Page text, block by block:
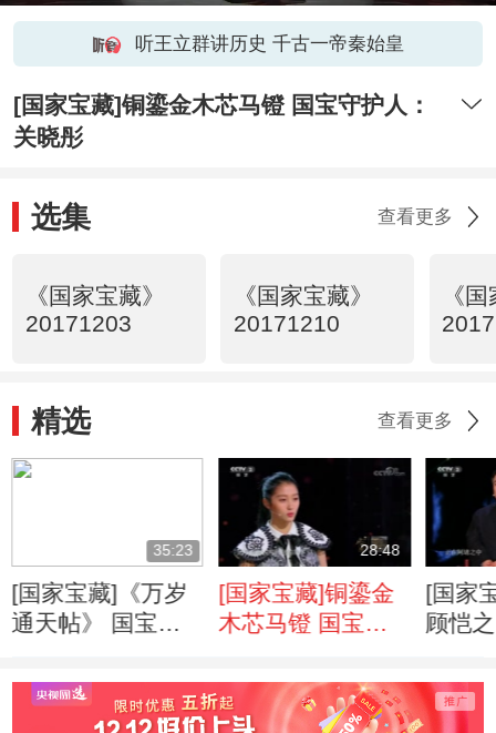
听王立群讲历史 千古一帝秦始皇
[国家宝藏]铜鎏金木芯马镫 国宝守护人：
关晓彤
选集 查看更多
《国家宝藏》
20171203
《国家宝藏》
20171210
《
精选 查看更多
35:23
[国家宝藏]《万岁
通天帖》 国宝守
28:48
[国家宝藏]铜鎏金
木芯马镫 国宝守
[国家
顾恺
人：